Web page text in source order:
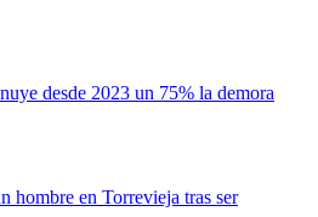
desde 2023 un 75% la demora
hombre en Torrevieja tras ser